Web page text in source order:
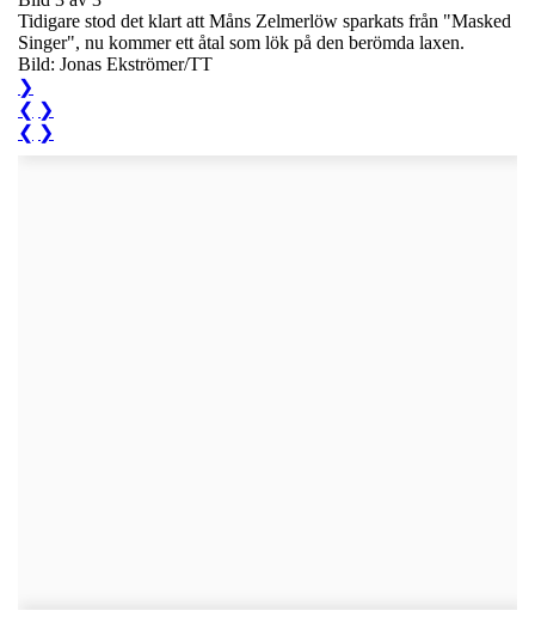
Tidigare stod det klart att Måns Zelmerlöw sparkats från "Masked
Singer", nu kommer ett åtal som lök på den berömda laxen.
Bild: Jonas Ekströmer/TT
❯
❮ ❯
❮ ❯